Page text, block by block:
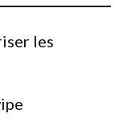
les